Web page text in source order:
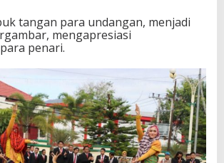
tangan para undangan, menjadi
mengapresiasi
penari.